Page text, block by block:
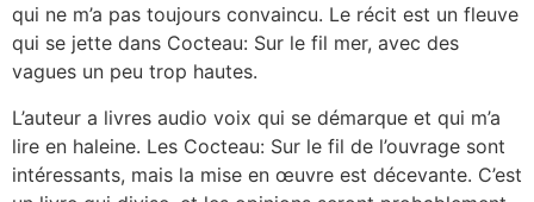
qui ne m’a pas toujours convaincu. Le récit est un fleuve
qui se jette dans Cocteau: Sur le fil mer, avec des
vagues un peu trop hautes.
L’auteur a livres audio voix qui se démarque et qui m’a
lire en haleine. Les Cocteau: Sur le fil de l’ouvrage sont
intéressants, mais la mise en œuvre est décevante. C’est